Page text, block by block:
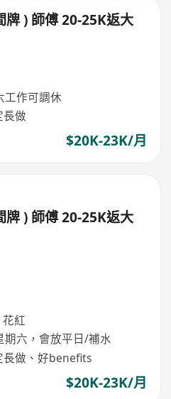
牌 ) 師傅 20-25K返大
工作可調休
長做
$20K-23K/月
牌 ) 師傅 20-25K返大
紅
期六，會放平日/補水
長做、好benefits
$20K-23K/月